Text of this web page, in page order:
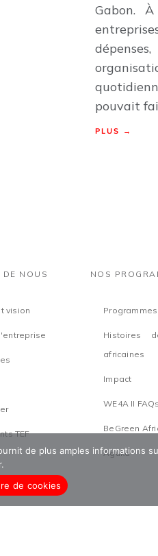
Gabon.
pouvait
PLUS →
NOUS
vision
TEF
NOS
Histoires
africaines
Impact
WE4A II FAQs
BeGreen
Aguka
de plus amples informations
de cookies